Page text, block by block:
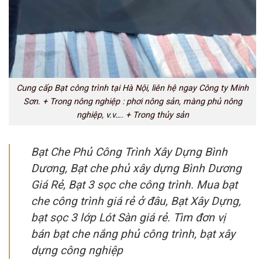
Cung cấp Bạt công trình tại Hà Nội, liên hệ ngay Công ty Minh
Sơn. + Trong nông nghiệp : phơi nông sản, màng phủ nông
nghiệp, v.v…. + Trong thủy sản
Bạt Che Phủ Công Trình Xây Dựng Bình
Dương, Bạt che phủ xây dựng Bình Dương
Giá Rẻ, Bạt 3 sọc che công trình. Mua bạt
che công trình giá rẻ ở đâu, Bạt Xây Dựng,
bạt sọc 3 lớp Lót Sàn giá rẻ. Tìm đơn vị
bán bạt che nắng phủ công trình, bạt xây
dựng công nghiệp